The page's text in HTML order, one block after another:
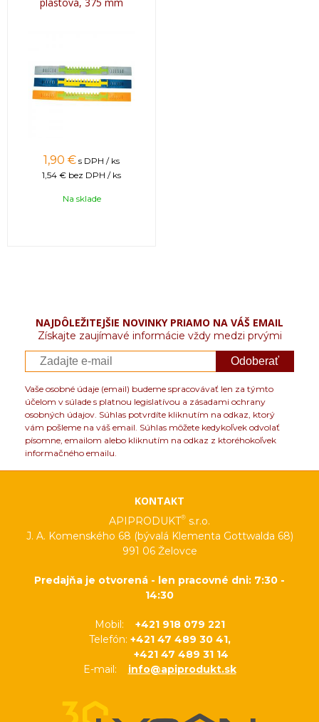
1,90 € s DPH / ks
1,54 € bez DPH / ks
Na sklade
NAJDÔLEŽITEJŠIE NOVINKY PRIAMO NA VÁŠ EMAIL
Získajte zaujímavé informácie vždy medzi prvými
Odoberať
Vaše osobné údaje (email) budeme spracovávať len za týmto
účelom v súlade s platnou legislatívou a zásadami ochrany
osobných údajov. Súhlas potvrdíte kliknutím na odkaz, ktorý
vám pošleme na váš email. Súhlas môžete kedykoľvek odvolať
písomne, emailom alebo kliknutím na odkaz z ktoréhokoľvek
informačného emailu.
KONTAKT
APIPRODUKT® s.r.o.
J. A. Komenského 68 (bývalá Klementa Gottwalda 68)
991 06 Želovce
Predajňa je otvorená - len pracovné dni: 7:30 -
14:30
Mobil: +421 918 079 221
Telefón: +421 47 489 30 41,
+421 47 489 31 14
E-mail: info@apiprodukt.sk